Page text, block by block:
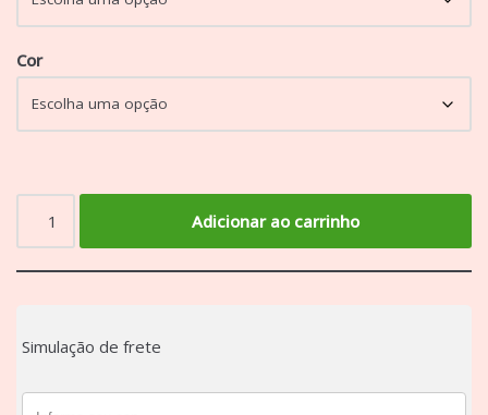
Cor
Adicionar ao carrinho
Simulação de frete